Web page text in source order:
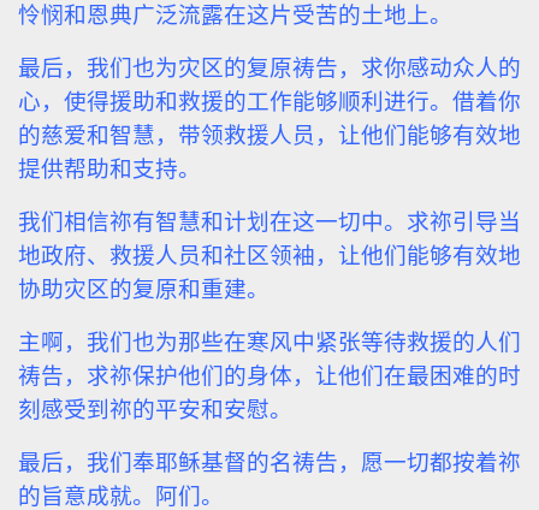
怜悯和恩典广泛流露在这片受苦的土地上。
最后，我们也为灾区的复原祷告，求你感动众人的
心，使得援助和救援的工作能够顺利进行。借着你
的慈爱和智慧，带领救援人员，让他们能够有效地
提供帮助和支持。
我们相信祢有智慧和计划在这一切中。求祢引导当
地政府、救援人员和社区领袖，让他们能够有效地
协助灾区的复原和重建。
主啊，我们也为那些在寒风中紧张等待救援的人们
祷告，求祢保护他们的身体，让他们在最困难的时
刻感受到祢的平安和安慰。
最后，我们奉耶稣基督的名祷告，愿一切都按着祢
的旨意成就。阿们。